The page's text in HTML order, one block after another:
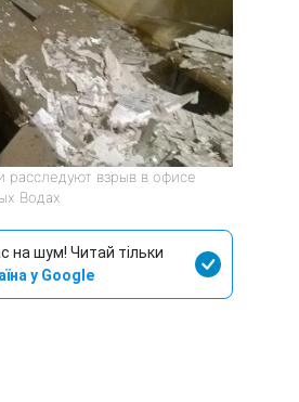
расследуют взрыв в офисе
Водах
на шум! Читай тільки
у Google